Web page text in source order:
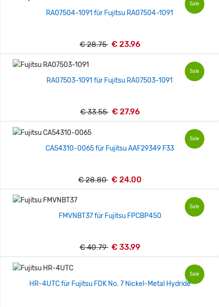
Sale
RA07504-1091 für Fujitsu RA07504-1091
€ 28.75 € 23.96
Sale
RA07503-1091 für Fujitsu RA07503-1091
€ 33.55 € 27.96
Sale
CA54310-0065 für Fujitsu AAF29349 F33
€ 28.80 € 24.00
Sale
FMVNBT37 für Fujitsu FPCBP450
€ 40.79 € 33.99
Sale
HR-4UTC für Fujitsu FDK No. 7 Nickel-Metal Hydride